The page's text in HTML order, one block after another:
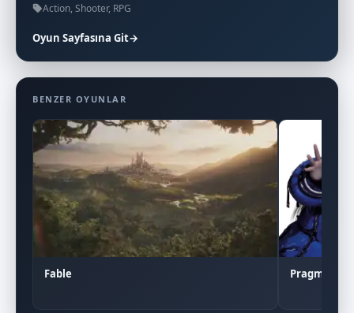
Action, Shooter, RPG
Oyun Sayfasına Git→
BENZER OYUNLAR
Fable Pragmata